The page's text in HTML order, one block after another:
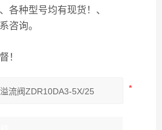
各种型号均有现货！、
咨询。
！